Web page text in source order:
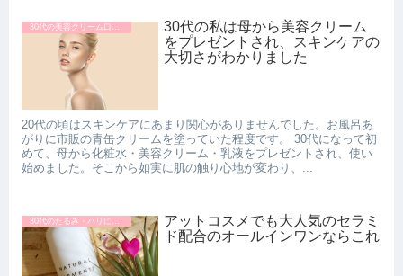
30代の私は母から美容クリーム
をプレゼントされ、スキンケアの
大切さがわかりました
20代の頃はスキンケアにあまり関心がありませんでした。お風呂あ
がりに市販の青缶クリームを塗っていた程度です。 30代になって初
めて、母から化粧水・美容クリーム・乳液をプレゼントされ、使い
始めました。そこから如実に肌の触り心地が変わり、...
アットコスメでも大人気のセラミ
ド配合のオールインワンならこれ